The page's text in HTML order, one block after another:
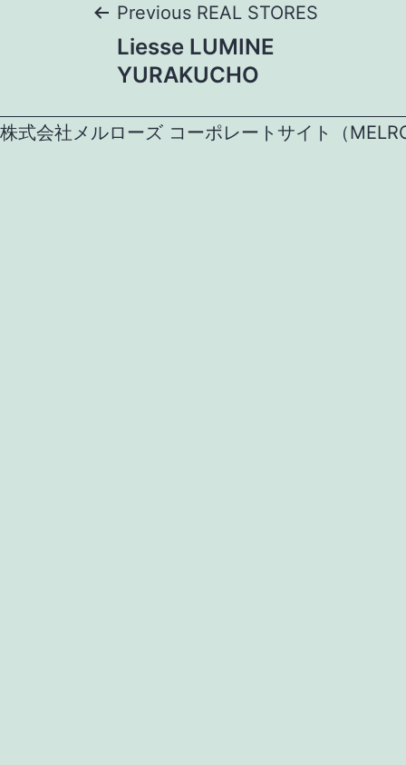
Post
navigation
Previous REAL STORES
Liesse LUMINE
YURAKUCHO
株式会社メルローズ コーポレートサイト（